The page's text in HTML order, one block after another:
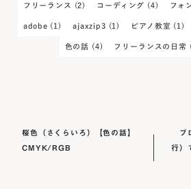
フリーランス (2) コーディング (4) フォ
adobe (1) ajaxzip3 (1) ピアノ教室 (1)
色の話 (4) フリーランスの日常
桜色（さくらいろ）【色の話】
CMYK/RGB
ブ
行）